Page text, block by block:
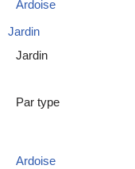
Ardoise
Jardin
Jardin
Par type
Ardoise